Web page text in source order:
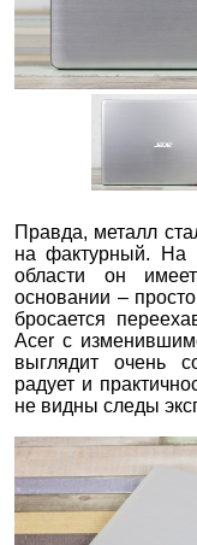
Правда, металл
на фактурный. На
области он
основании –
бросается
Acer с
выглядит очень
радует и
не видны следы